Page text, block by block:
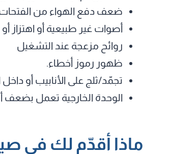
ضعف دفع الهواء من
أصوات غير طبيعية أو اهتزاز
روائح مزعجة عند التشغيل
ظهور رموز أخطاء.
تجمّد/ثلج على الأنابيب أو داخل
الوحدة الخارجية تعمل بضعف
ماذا أقدّم لك في